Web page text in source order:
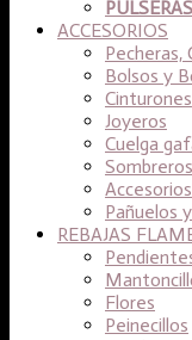
ACCESORIOS
Pecheras,
Bolsos y
Cinturones
Joyeros
Cuelga
Sombreros
Pañuelos
REBAJAS
Flores
Peinecillos